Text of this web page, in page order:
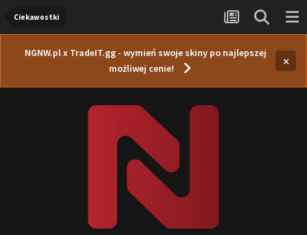
Ciekawostki
NGNW.pl x TradeIT.gg - wymień swoje skiny po najlepszej
możliwej cenie!
×